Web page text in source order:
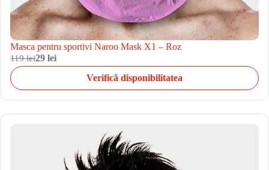
Masca pentru sportivi Naroo Mask X1 – Roz
119 lei29 lei
Verifică disponibilitatea